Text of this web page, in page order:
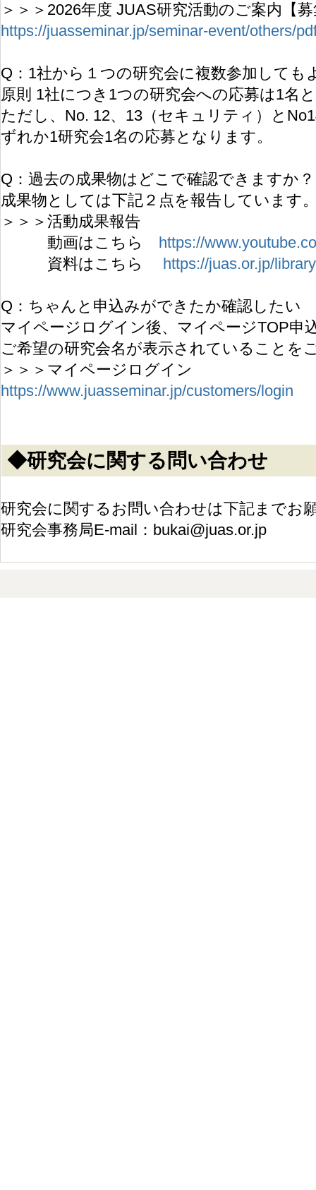
＞＞＞2026年度 JUAS研究活動のご案内【
https://juasseminar.jp/seminar-event/others/
Q：1社から１つの研究会に複数参加しても
原則 1社につき1つの研究会への応募は1名
ただし、No. 12、13（セキュリティ）と
ずれか1研究会1名の応募となります。
Q：過去の成果物はどこで確認できますか？
成果物としては下記２点を報告しています
＞＞＞活動成果報告
動画はこちら https://
資料はこちら https://juas.or.jp/
Q：ちゃんと申込みができたか確認したい
マイページログイン後、マイページTOP申
ご希望の研究会名が表示されていることを
＞＞＞マイページログイン
https://www.juasseminar.jp/customers/login
◆研究会に関する問い合わせ
研究会に関するお問い合わせは下記までお
研究会事務局E-mail：bukai@juas.or.jp